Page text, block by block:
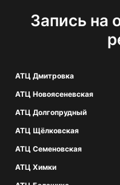
Запись на
АТЦ Дмитровка
АТЦ Новоясеневская
АТЦ Долгопрудный
АТЦ Щёлковская
АТЦ Семеновская
АТЦ Химки